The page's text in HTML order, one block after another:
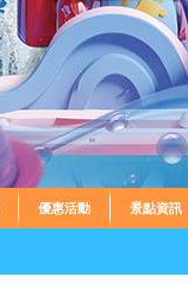
優惠活動 景點資訊